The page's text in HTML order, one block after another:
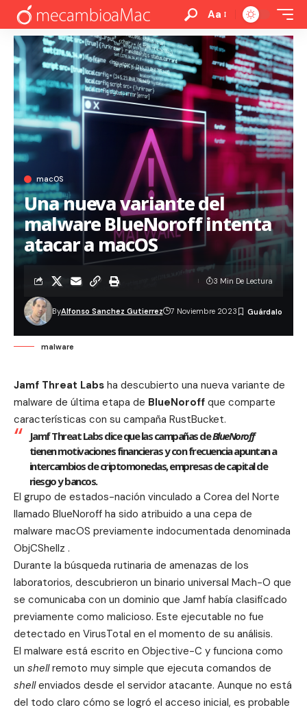
Aa
macOS
Una nueva variante del
malware BlueNoroff intenta
atacar a macOS
ByAlfonso Sanchez Gutierrez 7 Noviembre 2023
3 Min De Lectura
malware
Jamf Threat Labs ha descubierto una nueva variante de
malware de última etapa de BlueNoroff que comparte
características con su campaña RustBucket.
Jamf Threat Labsdice que las campañas deBlueNoroff
tienen motivaciones financieras y con frecuencia apuntan a
intercambios de criptomonedas, empresas de capital de
riesgo y bancos.
El grupo de estados-nación vinculado a Corea del Norte
llamado BlueNoroff ha sido atribuido a una cepa de
malware macOS previamente indocumentada denominada
ObjCShellz .
Durante la búsqueda rutinaria de amenazas de los
laboratorios, descubrieron un binario universal Mach-O que
se comunicaba con un dominio que Jamf había clasificado
previamente como malicioso. Este ejecutable no fue
detectado en VirusTotal en el momento de su análisis.
El malware está escrito en Objective-C y funciona como
un shellremoto muy simple que ejecuta comandos de
shellenviados desde el servidor atacante. Aunque no está
del todo claro cómo se logró el acceso inicial, es probable